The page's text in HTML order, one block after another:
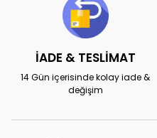
İADE & TESLİMAT
14 Gün içerisinde kolay iade &
değişim